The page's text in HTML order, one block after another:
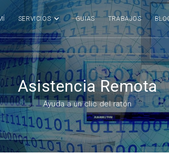
SERVICIOS GUIAS TRABAJOS
Asistencia Remota
Ayuda a un clic del ratón